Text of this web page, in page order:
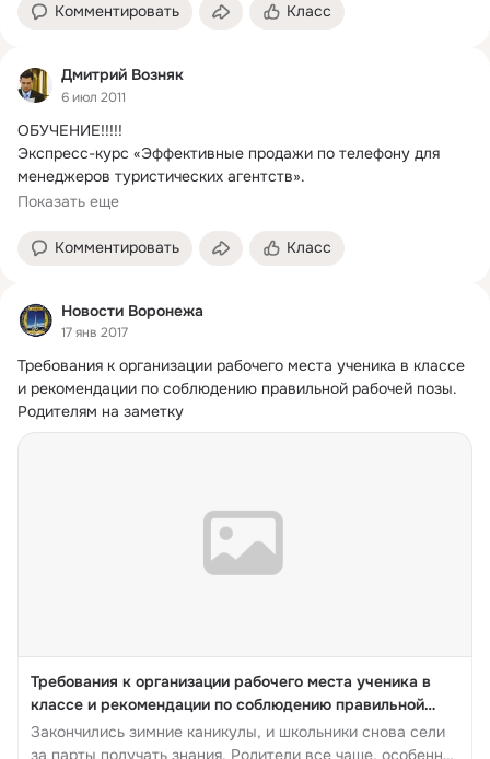
Комментировать Класс
Дмитрий Возняк
6 июл 2011
ОБУЧЕНИЕ!!!!!
Экспресс-курс «Эффективные продажи по телефону для
менеджеров туристических агентств».
Настоящий семинар предназначен для менеджеров и
Показать еще
Комментировать Класс
Новости Воронежа
17 янв 2017
Требования к организации рабочего места ученика в классе
и рекомендации по соблюдению правильной рабочей позы.
Родителям на заметку
Требования к организации рабочего места ученика в
классе и рекомендации по соблюдению правильной
рабочей позы. Родителям на заметку
Закончились зимние каникулы, и школьники снова сели
за парты получать знания. Родители все чаще, особенно